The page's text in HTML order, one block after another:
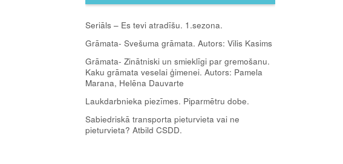
Seriāls – Es tevi atradīšu. 1.sezona.
Grāmata- Svešuma grāmata. Autors: Vilis Kasims
Grāmata- Zinātniski un smieklīgi par gremošanu.
Kaku grāmata veselai ģimenei. Autors: Pamela
Marana, Helēna Dauvarte
Laukdarbnieka piezīmes. Piparmētru dobe.
Sabiedriskā transporta pieturvieta vai ne
pieturvieta? Atbild CSDD.